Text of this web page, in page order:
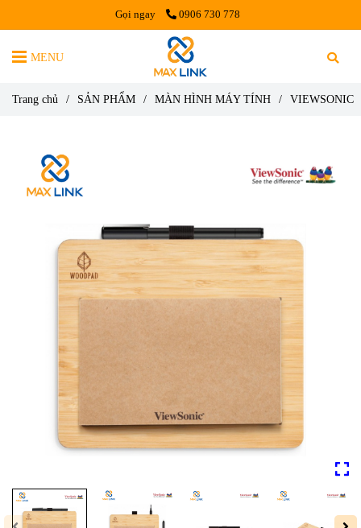
Gọi ngay 0906 730 778
MENU
Trang chủ / SẢN PHẨM / MÀN HÌNH MÁY TÍNH / VIEWSONIC